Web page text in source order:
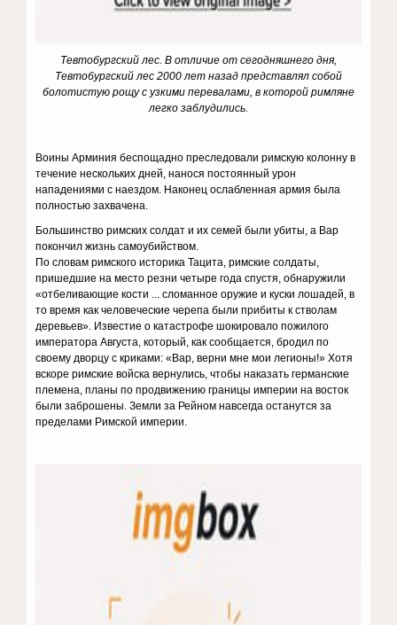
Тевтобургский лес. В отличие от сегодняшнего дня,
Тевтобургский лес 2000 лет назад представлял собой
болотистую рощу с узкими перевалами, в которой римляне
легко заблудились.
Воины Арминия беспощадно преследовали римскую колонну в
течение нескольких дней, нанося постоянный урон
нападениями с наездом. Наконец ослабленная армия была
полностью захвачена.
Большинство римских солдат и их семей были убиты, а Вар
покончил жизнь самоубийством.
По словам римского историка Тацита, римские солдаты,
пришедшие на место резни четыре года спустя, обнаружили
«отбеливающие кости ... сломанное оружие и куски лошадей, в
то время как человеческие черепа были прибиты к стволам
деревьев». Известие о катастрофе шокировало пожилого
императора Августа, который, как сообщается, бродил по
своему дворцу с криками: «Вар, верни мне мои легионы!» Хотя
вскоре римские войска вернулись, чтобы наказать германские
племена, планы по продвижению границы империи на восток
были заброшены. Земли за Рейном навсегда останутся за
пределами Римской империи.